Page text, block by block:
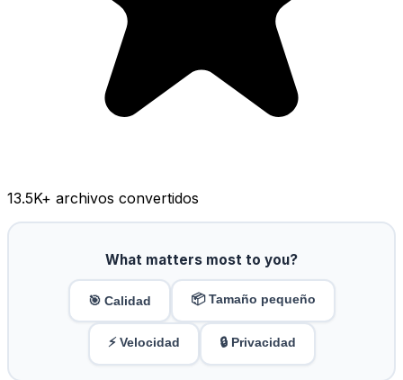
13.5K+ archivos convertidos
What matters most to you?
🎯 Calidad 📦 Tamaño pequeño
⚡ Velocidad 🔒 Privacidad